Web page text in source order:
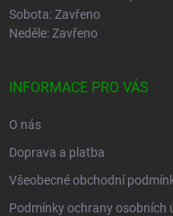
Sobota: Zavřeno
Neděle: Zavřeno
INFORMACE PRO VÁS
O nás
Doprava a platba
Všeobecné obchodní
Podmínky ochrany osobních